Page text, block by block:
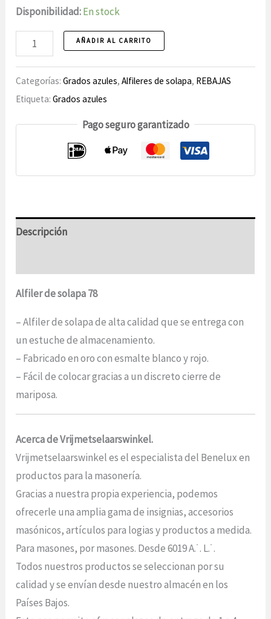
Disponibilidad:En stock
de
solapa
78
AÑADIR AL CARRITO
Categorías:Grados azules,Alfileres de solapa, REBAJAS
Etiqueta:Grados azules
Pago seguro garantizado
Descripción
Alfiler de solapa 78
– Alfiler de solapa de alta calidad que se entrega con
un estuche de almacenamiento.
– Fabricado en oro con esmalte blanco y rojo.
– Fácil de colocar gracias a un discreto cierre de
mariposa.
Acerca de Vrijmetselaarswinkel.
Vrijmetselaarswinkel es el especialista del Benelux en
productos para la masonería.
Gracias a nuestra propia experiencia, podemos
ofrecerle una amplia gama de insignias, accesorios
masónicos, artículos para logias y productos a medida.
Para masones, por masones. Desde 6019 A.˙. L.˙.
Todos nuestros productos se seleccionan por su
calidad y se envían desde nuestro almacén en los
Países Bajos.